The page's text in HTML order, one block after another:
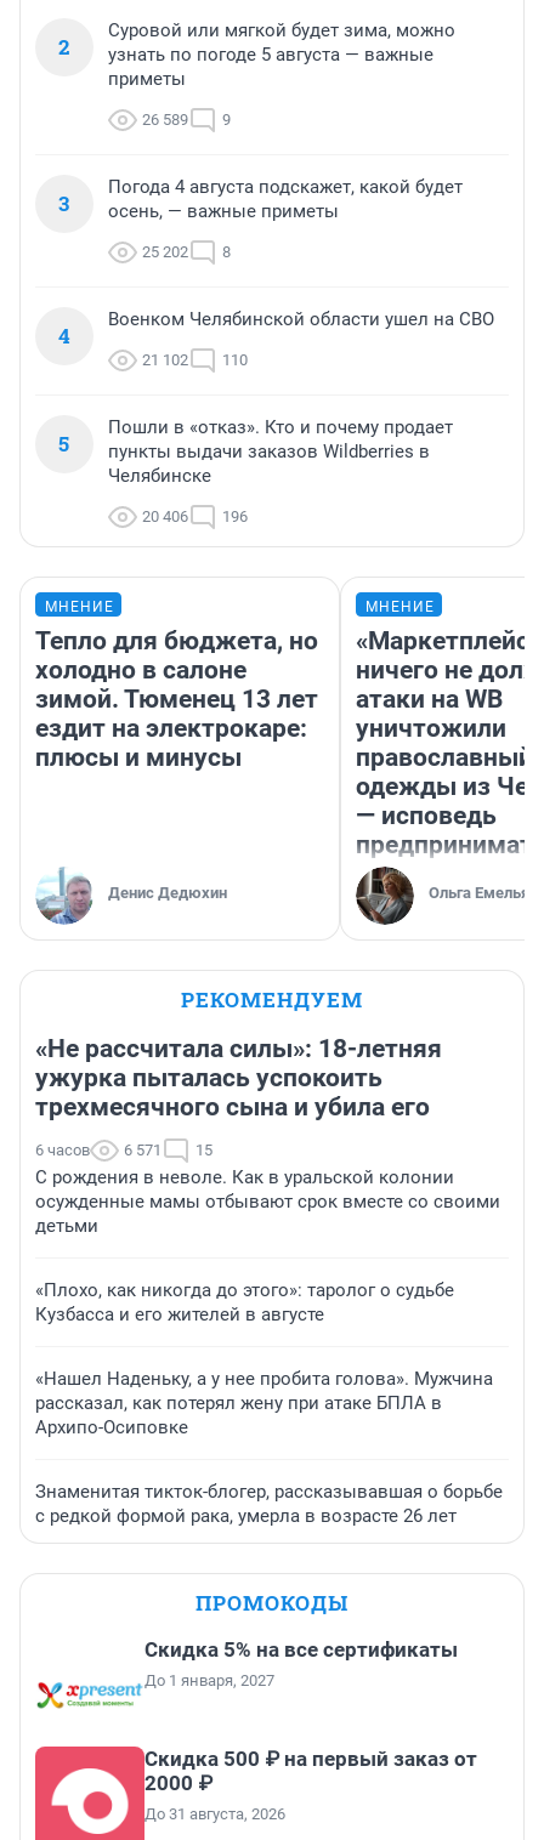
2
Суровой или мягкой будет зима, можно
узнать по погоде 5 августа — важные
приметы
26 589 9
3
Погода 4 августа подскажет, какой будет
осень, — важные приметы
25 202 8
4
Военком Челябинской области ушел на СВО
21 102 110
5
Пошли в «отказ». Кто и почему продает
пункты выдачи заказов Wildberries в
Челябинске
20 406 196
МНЕНИЕ
Тепло для бюджета, но
холодно в салоне
зимой. Тюменец 13 лет
ездит на электрокаре:
плюсы и минусы
Денис Дедюхин
МНЕНИЕ
«Маркетплейс
ничего не
атаки на WB
уничтожили
православный
одежды из
— исповедь
Ольга
РЕКОМЕНДУЕМ
«Не рассчитала силы»: 18-летняя
ужурка пыталась успокоить
трехмесячного сына и убила его
6 часов 6 571 15
С рождения в неволе. Как в уральской колонии
осужденные мамы отбывают срок вместе со своими
детьми
«Плохо, как никогда до этого»: таролог о судьбе
Кузбасса и его жителей в августе
«Нашел Наденьку, а у нее пробита голова». Мужчина
рассказал, как потерял жену при атаке БПЛА в
Архипо-Осиповке
Знаменитая тикток-блогер, рассказывавшая о борьбе
с редкой формой рака, умерла в возрасте 26 лет
ПРОМОКОДЫ
Скидка 5% на все сертификаты
До 1 января, 2027
Скидка 500 ₽ на первый заказ от
2000 ₽
До 31 августа, 2026